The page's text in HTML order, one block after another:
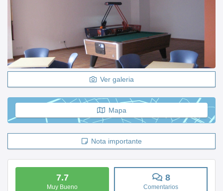
Ver galeria
Mapa
Nota importante
7.7
Muy Bueno
8
Comentarios